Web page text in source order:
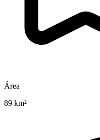
Área
89 km²